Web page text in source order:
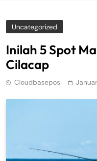
Uncategorized
Inilah 5 Spot
Cilacap
Cloudbasepos